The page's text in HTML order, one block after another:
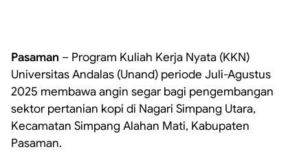
Pasaman – Program Kuliah Kerja Nyata (KKN)
Universitas Andalas (Unand) periode Juli-Agustus
2025 membawa angin segar bagi pengembangan
sektor pertanian kopi di Nagari Simpang Utara,
Kecamatan Simpang Alahan Mati, Kabupaten
Pasaman.